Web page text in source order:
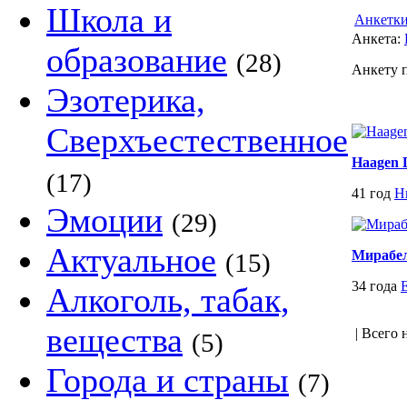
Школа и
образование (28)
Эзотерика,
Сверхъестественное
(17)
Эмоции (29)
Актуальное (15)
Алкоголь, табак,
вещества (5)
Города и страны (7)
Анкета:
Анкету
Haagen
41 год
34 года
| Всего